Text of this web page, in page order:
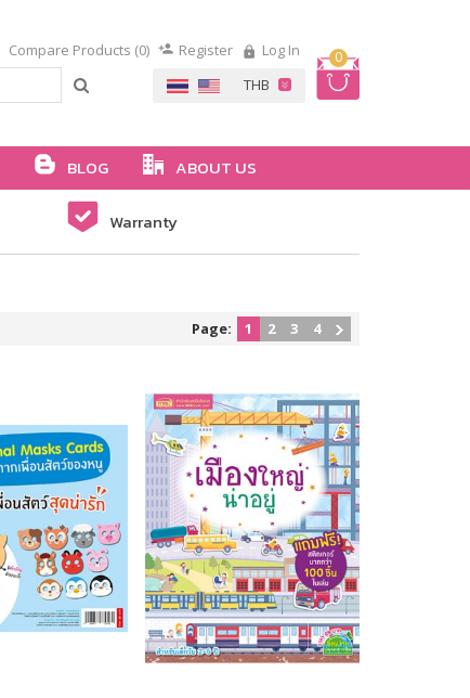
0
Compare Products (0) Register Log In
BLOG ABOUT US
Warranty
Page: 1 2 3 4